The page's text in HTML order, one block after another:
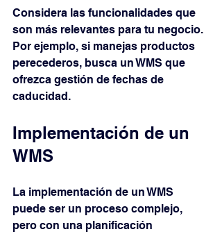
Considera las funcionalidades que
son más relevantes para tu negocio.
Por ejemplo, si manejas productos
perecederos, busca un WMS que
ofrezca gestión de fechas de
caducidad.
Implementación de un
WMS
La implementación de un WMS
puede ser un proceso complejo,
pero con una planificación